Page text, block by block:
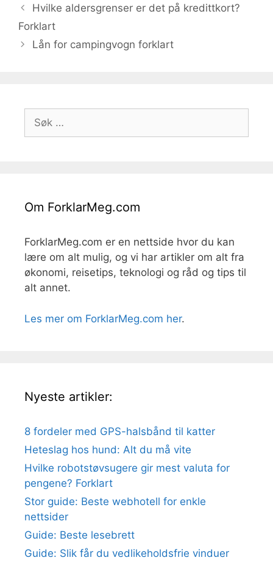
Hvilke aldersgrenser er det på kredittkort?
Forklart
Lån for campingvogn forklart
Søk
etter:
Om ForklarMeg.com
ForklarMeg.com er en nettside hvor du kan
lære om alt mulig, og vi har artikler om alt fra
økonomi, reisetips, teknologi og råd og tips til
alt annet.
Les mer om ForklarMeg.com her.
Nyeste artikler:
8 fordeler med GPS-halsbånd til katter
Heteslag hos hund: Alt du må vite
Hvilke robotstøvsugere gir mest valuta for
pengene? Forklart
Stor guide: Beste webhotell for enkle
nettsider
Guide: Beste lesebrett
Guide: Slik får du vedlikeholdsfrie vinduer